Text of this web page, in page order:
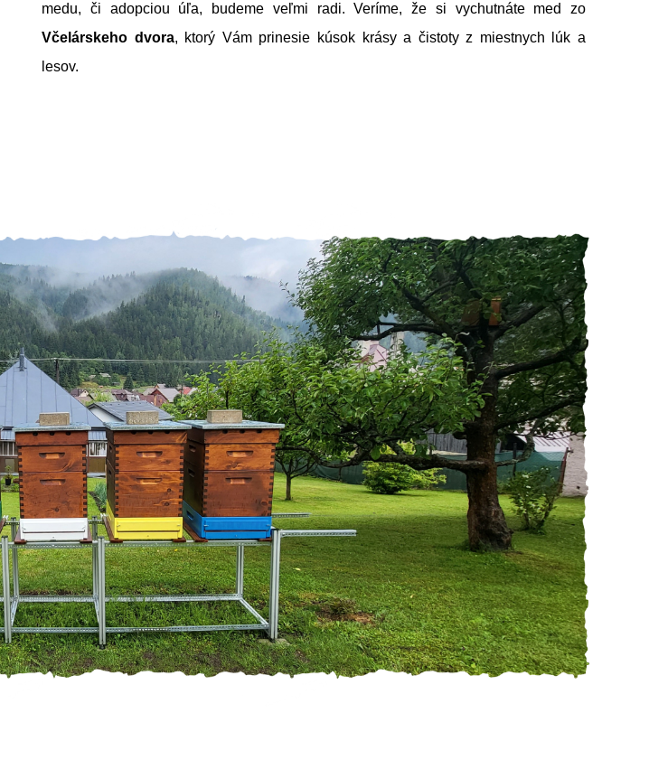
medu, či adopciou úľa, budeme veľmi radi. Veríme, že si vychutnáte med zo
Včelárskeho dvora, ktorý Vám prinesie kúsok krásy a čistoty z miestnych lúk a
lesov.